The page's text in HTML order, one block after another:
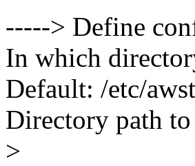
-----> Define
In which
Default: /etc/
Directory path
>